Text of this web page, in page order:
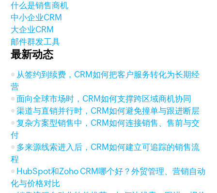
什么是销售商机
中小企业CRM
大企业CRM
邮件群发工具
最新动态
从签约到续费，CRM如何把客户服务转化为长期经
营
面向全球市场时，CRM如何支撑跨区域商机协同
渠道与直销并行时，CRM如何避免撞单与跟进断层
复杂方案型销售中，CRM如何连接销售、售前与交
付
多来源线索进入后，CRM如何建立可追踪的销售流
程
HubSpot和Zoho CRM哪个好？外贸管理、营销自动
化与价格对比